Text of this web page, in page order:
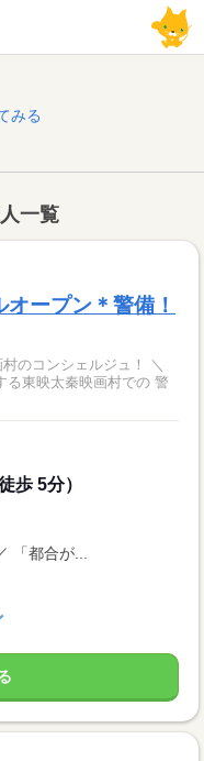
みる
一覧
ープン＊警備！
のコンシェルジュ！ ＼
東映太秦映画村での 警
歩 5分）
「都合が...